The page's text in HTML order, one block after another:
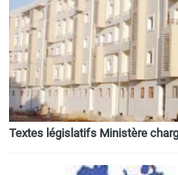
Textes législatifs Ministère